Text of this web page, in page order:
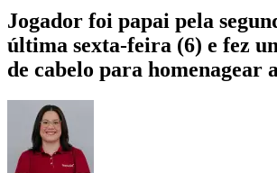
Jogador foi papai pela
última sexta-feira (6) e fez
de cabelo para homenagear